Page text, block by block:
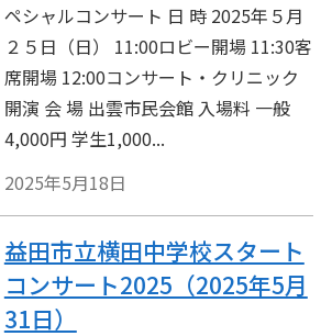
ペシャルコンサート 日 時 2025年５月
２５日（日） 11:00ロビー開場 11:30客
席開場 12:00コンサート・クリニック
開演 会 場 出雲市民会館 入場料 一般
4,000円 学生1,000...
2025年5月18日
益田市立横田中学校スタート
コンサート2025（2025年5月
31日）